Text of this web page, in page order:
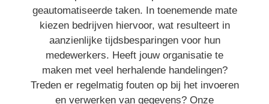
geautomatiseerde taken. In toenemende mate
kiezen bedrijven hiervoor, wat resulteert in
aanzienlijke tijdsbesparingen voor hun
medewerkers. Heeft jouw organisatie te
maken met veel herhalende handelingen?
Treden er regelmatig fouten op bij het invoeren
en verwerken van gegevens? Onze